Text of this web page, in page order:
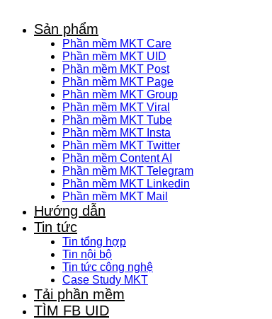
Sản phẩm
Phần mềm MKT Care
Phần mềm MKT UID
Phần mềm MKT Post
Phần mềm MKT Page
Phần mềm MKT Group
Phần mềm MKT Viral
Phần mềm MKT Tube
Phần mềm MKT Insta
Phần mềm MKT Twitter
Phần mềm Content AI
Phần mềm MKT Telegram
Phần mềm MKT Linkedin
Phần mềm MKT Mail
Hướng dẫn
Tin tức
Tin tổng hợp
Tin nội bộ
Tin tức công nghệ
Case Study MKT
Tải phần mềm
TÌM FB UID